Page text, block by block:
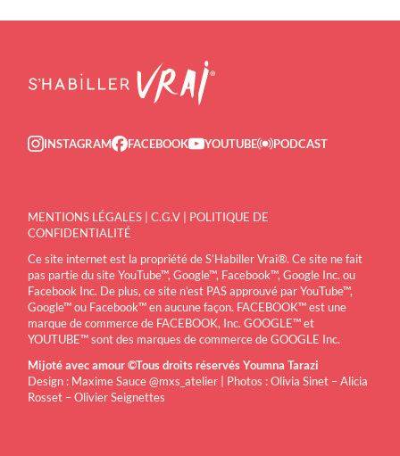
MENTIONS LÉGALES |C.G.V | POLITIQUE DE
CONFIDENTIALITÉ
Ce site internet est la propriété de S’Habiller Vrai®. Ce site ne fait
pas partie du site YouTube™, Google™, Facebook™, Google Inc. ou
Facebook Inc. De plus, ce site n’est PAS approuvé par YouTube™,
Google™ ou Facebook™ en aucune façon. FACEBOOK™ est une
marque de commerce de FACEBOOK, Inc. GOOGLE™ et
YOUTUBE™ sont des marques de commerce de GOOGLE Inc.
Mijoté avec amour ©Tous droits réservés Youmna Tarazi
Design : Maxime Sauce@mxs_atelier | Photos : Olivia Sinet – Alicia
Rosset – Olivier Seignettes
INSTAGRAM FACEBOOK YOUTUBE PODCAST